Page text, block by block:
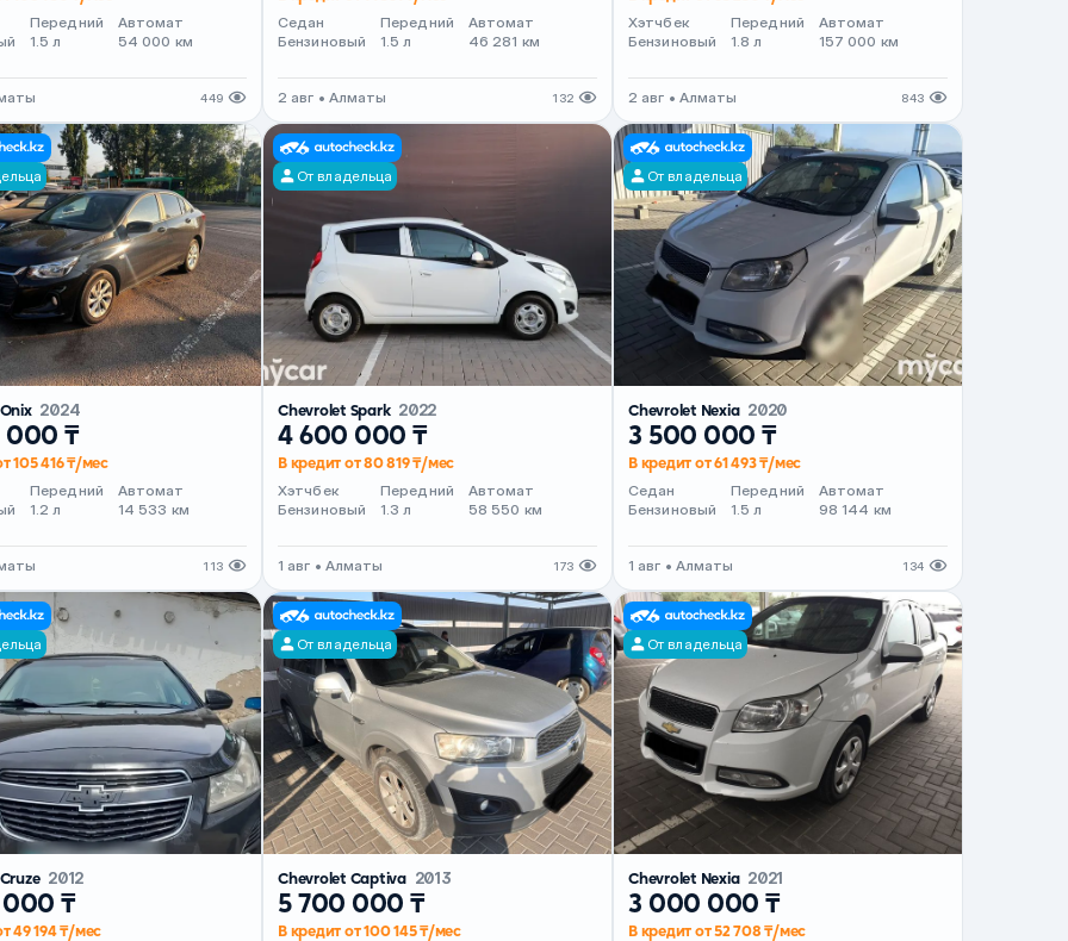
Передний
1.5 л
Автомат
54 000 км
449
Седан
Бензиновый
Передний
1.5 л
Автомат
46 281 км
2 авг • Алматы 132
Хэтчбек
Бензиновый
Передний
1.8 л
Автомат
157 000 км
2 авг • Алматы 843
2024
000 ₸
105 416 ₸/мес
Передний
1.2 л
Автомат
14 533 км
113
От владельца
Chevrolet Spark 2022
4 600 000 ₸
В кредит от 80 819 ₸/мес
Хэтчбек
Бензиновый
Передний
1.3 л
Автомат
58 550 км
1 авг • Алматы 173
От владельца
Chevrolet Nexia 2020
3 500 000 ₸
В кредит от 61 493 ₸/мес
Седан
Бензиновый
Передний
1.5 л
Автомат
98 144 км
1 авг • Алматы 134
2012
₸
49 194 ₸/мес
От владельца
Chevrolet Captiva 2013
5 700 000 ₸
В кредит от 100 145 ₸/мес
От владельца
Chevrolet Nexia 2021
3 000 000 ₸
В кредит от 52 708 ₸/мес